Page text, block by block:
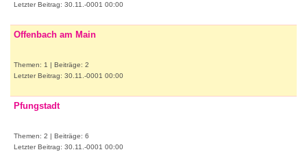
Letzter Beitrag: 30.11.-0001 00:00
Offenbach am Main
Themen: 1 | Beiträge: 2
Letzter Beitrag: 30.11.-0001 00:00
Pfungstadt
Themen: 2 | Beiträge: 6
Letzter Beitrag: 30.11.-0001 00:00